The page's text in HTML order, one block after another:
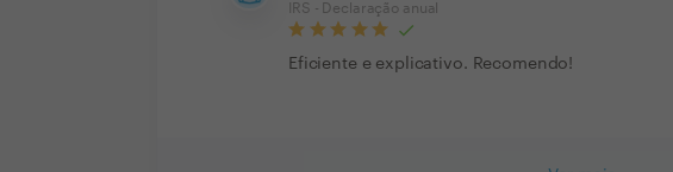
IRS - Declaração anual
Eficiente e explicativo. Recomendo!